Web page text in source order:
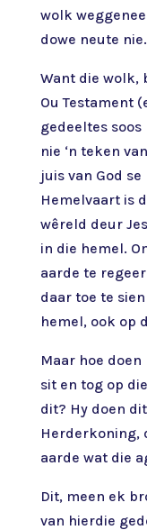
wolk
dowe neute nie.
Want die wolk,
Ou Testament
gedeeltes soos
nie ‘n teken
juis van God
Hemelvaart is
wêreld deur
in die hemel.
aarde te
daar toe te
hemel, ook op
Maar hoe
sit en tog op
dit? Hy doen
Herderkoning,
aarde wat die
Dit, meen ek
van hierdie